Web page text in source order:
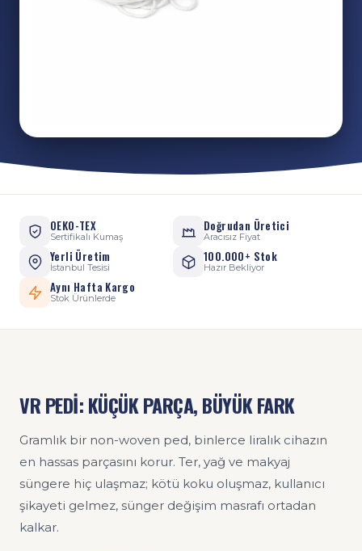
OEKO-TEX
Sertifikalı Kumaş
Doğrudan Üretici
Aracısız Fiyat
Yerli Üretim
İstanbul Tesisi
100.000+ Stok
Hazır Bekliyor
Aynı Hafta Kargo
Stok Ürünlerde
VR PEDİ: KÜÇÜK PARÇA, BÜYÜK FARK
Gramlık bir non-woven ped, binlerce liralık cihazın
en hassas parçasını korur. Ter, yağ ve makyaj
süngere hiç ulaşmaz; kötü koku oluşmaz, kullanıcı
şikayeti gelmez, sünger değişim masrafı ortadan
kalkar.